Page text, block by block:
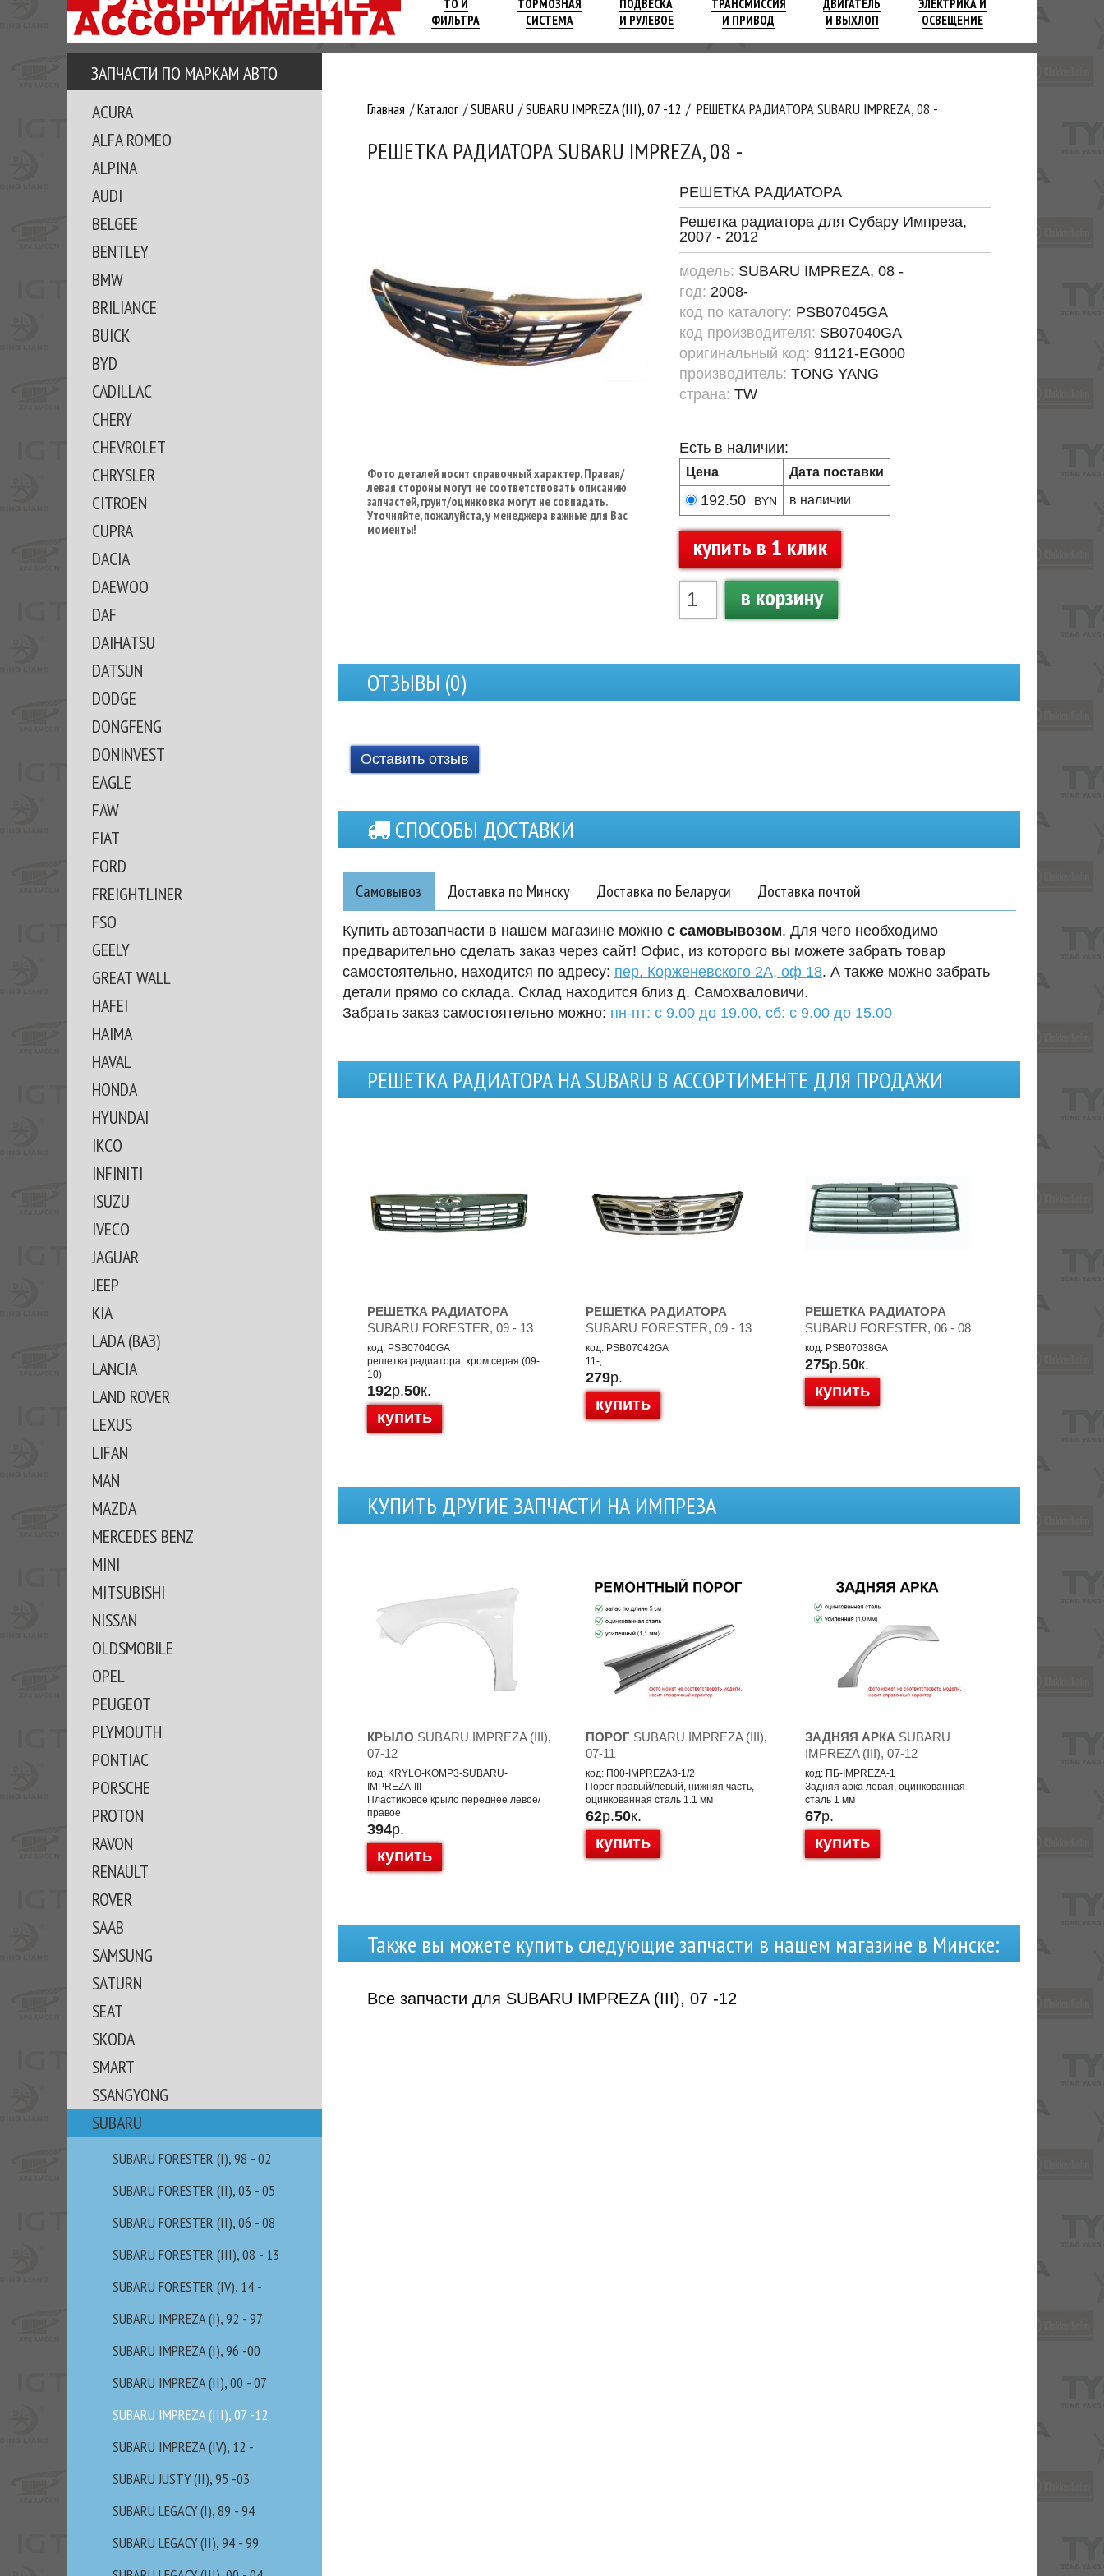
ТО И
ФИЛЬТРА
ТОРМОЗНАЯ
СИСТЕМА
ПОДВЕСКА
И РУЛЕВОЕ
ТРАНСМИССИЯ
И ПРИВОД
ДВИГАТЕЛЬ
И ВЫХЛОП
ЭЛЕКТРИКА И
ОСВЕЩЕНИЕ
ЗАПЧАСТИ ПО МАРКАМ АВТО
ACURA
ALFA ROMEO
ALPINA
AUDI
BELGEE
BENTLEY
BMW
BRILIANCE
BUICK
BYD
CADILLAC
CHERY
CHEVROLET
CHRYSLER
CITROEN
CUPRA
DACIA
DAEWOO
DAF
DAIHATSU
DATSUN
DODGE
DONGFENG
DONINVEST
EAGLE
FAW
FIAT
FORD
FREIGHTLINER
FSO
GEELY
GREAT WALL
HAFEI
HAIMA
HAVAL
HONDA
HYUNDAI
IKCO
INFINITI
ISUZU
IVECO
JAGUAR
JEEP
KIA
LADA (ВАЗ)
LANCIA
LAND ROVER
LEXUS
LIFAN
MAN
MAZDA
MERCEDES BENZ
MINI
MITSUBISHI
NISSAN
OLDSMOBILE
OPEL
PEUGEOT
PLYMOUTH
PONTIAC
PORSCHE
PROTON
RAVON
RENAULT
ROVER
SAAB
SAMSUNG
SATURN
SEAT
SKODA
SMART
SSANGYONG
SUBARU
SUBARU FORESTER (I), 98 - 02
SUBARU FORESTER (II), 03 - 05
SUBARU FORESTER (II), 06 - 08
SUBARU FORESTER (III), 08 - 13
SUBARU FORESTER (IV), 14 -
SUBARU IMPREZA (I), 92 - 97
SUBARU IMPREZA (I), 96 -00
SUBARU IMPREZA (II), 00 - 07
SUBARU IMPREZA (III), 07 -12
SUBARU IMPREZA (IV), 12 -
SUBARU JUSTY (II), 95 -03
SUBARU LEGACY (I), 89 - 94
SUBARU LEGACY (II), 94 - 99
Главная Каталог SUBARU SUBARU IMPREZA (III), 07 -12 РЕШЕТКА РАДИАТОРА SUBARU IMPREZA, 08 -
РЕШЕТКА РАДИАТОРА SUBARU IMPREZA, 08 -
Фото деталей носит справочный характер. Правая/
левая стороны могут не соответствовать описанию
запчастей, грунт/оцинковка могут не совпадать.
Уточняйте, пожалуйста, у менеджера важные для Вас
моменты!
РЕШЕТКА РАДИАТОРА
Решетка радиатора для Субару Импреза,
2007 - 2012
модель: SUBARU IMPREZA, 08 -
год: 2008-
код по каталогу: PSB07045GA
код производителя: SB07040GA
оригинальный код: 91121-EG000
производитель: TONG YANG
страна: TW
Есть в наличии:
Цена Дата поставки
192.50 BYN в наличии
купить в 1 клик
в корзину
ОТЗЫВЫ (0)
Оставить отзыв
СПОСОБЫ ДОСТАВКИ
Самовывоз Доставка по Минску Доставка по Беларуси Доставка почтой
Купить автозапчасти в нашем магазине можно с самовывозом. Для чего необходимо
предварительно сделать заказ через сайт! Офис, из которого вы можете забрать товар
самостоятельно, находится по адресу: пер. Корженевского 2А, оф 18. А также можно забрать
детали прямо со склада. Склад находится близ д. Самохваловичи.
Забрать заказ самостоятельно можно: пн-пт: с 9.00 до 19.00, сб: с 9.00 до 15.00
РЕШЕТКА РАДИАТОРА НА SUBARU В АССОРТИМЕНТЕ ДЛЯ ПРОДАЖИ
РЕШЕТКА РАДИАТОРА
SUBARU FORESTER, 09 - 13
код: PSB07040GA
решетка радиатора xром серая (09-
10)
192р.50к.
купить
РЕШЕТКА РАДИАТОРА
SUBARU FORESTER, 09 - 13
код: PSB07042GA
11-,
279р.
купить
РЕШЕТКА РАДИАТОРА
SUBARU FORESTER, 06 - 08
код: PSB07038GA
275р.50к.
купить
КУПИТЬ ДРУГИЕ ЗАПЧАСТИ НА ИМПРЕЗА
КРЫЛО SUBARU IMPREZA (III),
07-12
код: KRYLO-KOMP3-SUBARU-
IMPREZA-III
Пластиковое крыло переднее левое/
правое
394р.
купить
ПОРОГ SUBARU IMPREZA (III),
07-11
код: П00-IMPREZA3-1/2
Порог правый/левый, нижняя часть,
оцинкованная сталь 1.1 мм
62р.50к.
купить
ЗАДНЯЯ АРКА SUBARU
IMPREZA (III), 07-12
код: ПБ-IMPREZA-1
Задняя арка левая, оцинкованная
сталь 1 мм
67р.
купить
Также вы можете купить следующие запчасти в нашем магазине в Минске:
Все запчасти для SUBARU IMPREZA (III), 07 -12